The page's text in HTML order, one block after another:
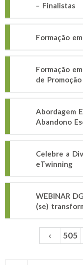
– Finalistas
Formação
Formação
de
Abordagem
Abandono
Celebre a
eTwinning
WEBINAR
(se)
Páginas ‹ 505